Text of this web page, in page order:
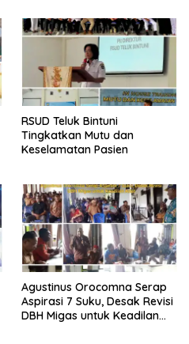
RSUD Teluk Bintuni
Tingkatkan Mutu dan
Keselamatan Pasien
Agustinus Orocomna Serap
Aspirasi 7 Suku, Desak Revisi
DBH Migas untuk Keadilan